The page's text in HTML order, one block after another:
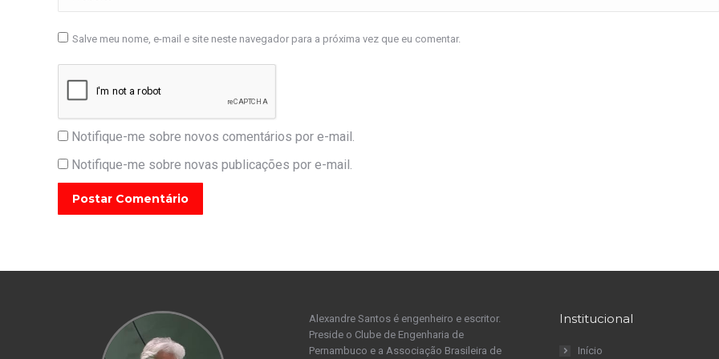
Salve meu nome, e-mail e site neste navegador para a próxima vez que eu comentar.
Notifique-me sobre novos comentários por e-mail.
Notifique-me sobre novas publicações por e-mail.
Postar Comentário
Alexandre Santos é engenheiro e escritor.
Preside o Clube de Engenharia de
Pernambuco e a Associação Brasileira de
Institucional
Início